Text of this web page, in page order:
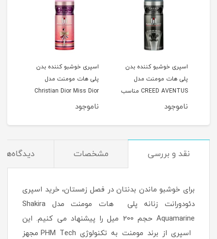
اسپری خوشبو کننده بدن
پلی هات مومنت مدل
CREED AVENTUS مناسب
آقایان حجم 200 میلی لیتر
ناموجود
اسپری خوشبو کننده بدن
پلی هات مومنت مدل
Christian Dior Miss Dior
ناموجود
نقد و بررسی مشخصات دیدگاه‌ها
برای خوشبو ماندن بدنتان در فصل زمستان، خرید اسپری
دئودورانت زنانه پلی هات مومنت مدل Shakira
Aquamarine حجم 200 میل را پیشنهاد می کنیم. این
اسپری از برند مومنت به تکنولوژی PHM Tech مجهز